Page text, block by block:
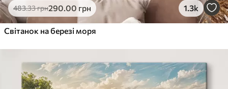
483.33грн290.00 грн 1.3k
Світанок на березі моря